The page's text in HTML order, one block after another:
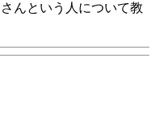
んという人について教